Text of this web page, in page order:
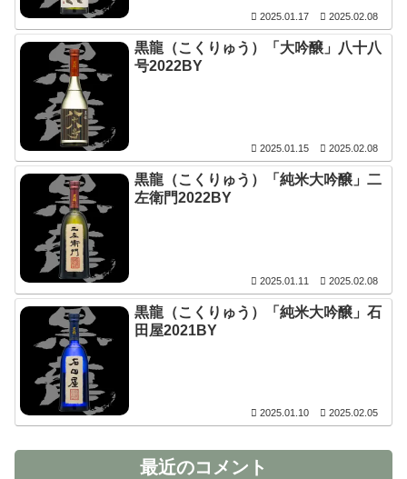
2025.01.17 2025.02.08
黒龍（こくりゅう）「大吟醸」八十八
号2022BY
2025.01.15 2025.02.08
黒龍（こくりゅう）「純米大吟醸」二
左衛門2022BY
2025.01.11 2025.02.08
黒龍（こくりゅう）「純米大吟醸」石
田屋2021BY
2025.01.10 2025.02.05
最近のコメント